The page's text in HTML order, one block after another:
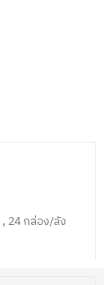
24 กล่อง/ลัง